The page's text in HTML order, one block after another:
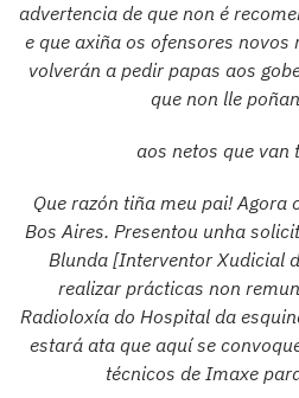
advertencia de que non é
e que axiña os ofensores novos
volverán a pedir papas aos
que non lle
aos netos que van
Que razón tiña meu pai! Agora
Bos Aires. Presentou unha
Blunda [Interventor Xudicial
realizar prácticas non
Radioloxía do Hospital da
estará ata que aquí se
técnicos de Imaxe